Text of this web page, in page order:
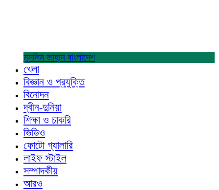
মুসলিম জাহান বাংলাদেশ
খেলা
বিজ্ঞান ও প্রযুক্তি
বিনোদন
দ্বীন-দুনিয়া
শিক্ষা ও চাকরি
ভিডিও
ফোটো গ্যালারি
লাইফ স্টাইল
সম্পাদকীয়
আরও